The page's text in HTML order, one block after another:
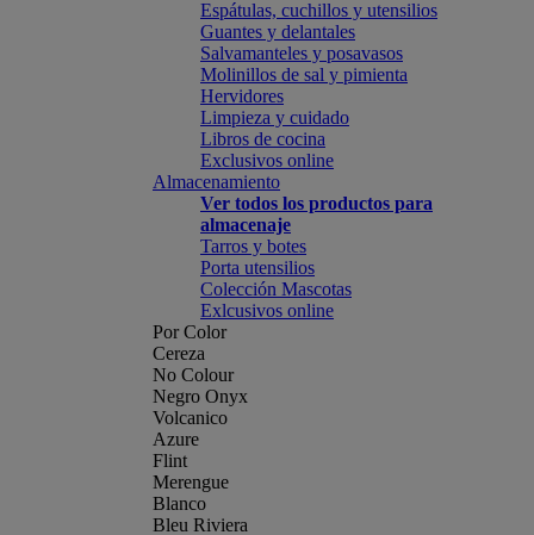
Espátulas, cuchillos y utensilios
Guantes y delantales
Salvamanteles y posavasos
Molinillos de sal y pimienta
Hervidores
Limpieza y cuidado
Libros de cocina
Exclusivos online
Almacenamiento
Ver todos los productos para
almacenaje
Tarros y botes
Porta utensilios
Colección Mascotas
Exlcusivos online
Por Color
Cereza
No Colour
Negro Onyx
Volcanico
Azure
Flint
Merengue
Blanco
Bleu Riviera